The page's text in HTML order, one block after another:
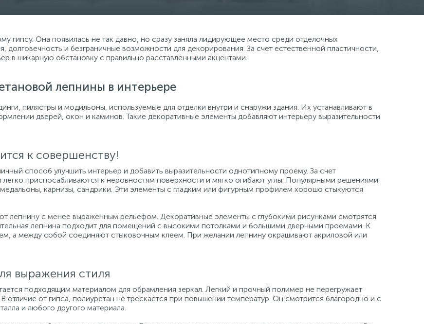
гипсу. Она появилась не так давно, но сразу заняла лидирующее место среди отделочных
долговечность и безграничные возможности для декорирования. За счет естественной пластичности,
в шикарную обстановку с правильно расставленными акцентами.
лепнины в интерьере
пилястры и модильоны, используемые для отделки внутри и снаружи здания. Их устанавливают в
дверей, окон и каминов. Такие декоративные элементы добавляют интерьеру выразительности
к совершенству!
способ улучшить интерьер и добавить выразительности однотипному проему. За счет
приспосабливаются к неровностям поверхности и мягко огибают углы. Популярными решениями
карнизы, сандрики. Эти элементы с гладким или фигурным профилем хорошо стыкуются
лепнину с менее выраженным рельефом. Декоративные элементы с глубокими рисунками смотрятся
лепнина подходит для помещений с высокими потолками и большими дверными проемами. К
а между собой соединяют стыковочным клеем. При желании лепнину окрашивают акриловой или
выражения стиля
подходящим материалом для обрамления зеркал. Легкий и прочный полимер не перегружает
от гипса, полиуретан не трескается при повышении температур. Он смотрится благородно и с
и любого другого материала.